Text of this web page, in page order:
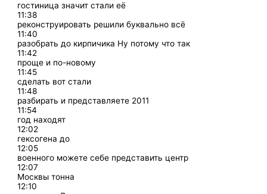
гостиница значит стали её
11:38
реконструировать решили буквально всё
11:40
разобрать до кирпичика Ну потому что так
11:42
проще и по-новому
11:45
сделать вот стали
11:48
разбирать и представляете 2011
11:54
год находят
12:02
гексогена до
12:05
военного можете себе представить центр
12:07
Москвы тонна
12:10